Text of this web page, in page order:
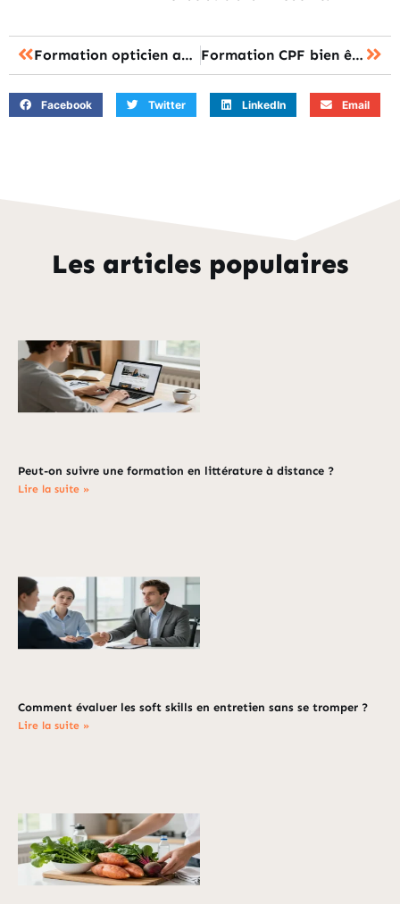
Formation opticien adulte : la reconversion est-elle possible à 40 ans ? Formation CPF bien être : le présentiel ou le distanciel, lequel choisir ?
Facebook Twitter LinkedIn Email
Les articles populaires
Peut-on suivre une formation en littérature à distance ?
Lire la suite »
Comment évaluer les soft skills en entretien sans se tromper ?
Lire la suite »